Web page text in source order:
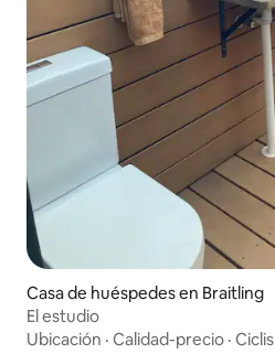
Casa de huéspedes en Braitling
El estudio
Ubicación · Calidad-precio ·